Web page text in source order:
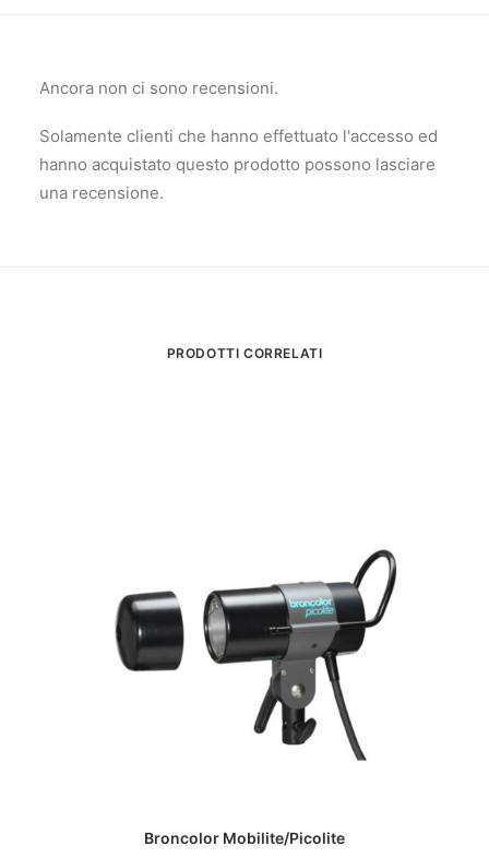
Ancora non ci sono recensioni.
Solamente clienti che hanno effettuato l'accesso ed
hanno acquistato questo prodotto possono lasciare
una recensione.
PRODOTTI CORRELATI
NOLEGGIA
Broncolor Mobilite/Picolite